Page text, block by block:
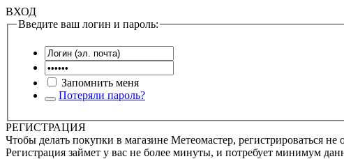
ВХОД
Введите ваш логин и пароль:
Запомнить меня
Потеряли пароль?
РЕГИСТРАЦИЯ
Чтобы делать покупки в магазине Метеомастер, регистрироваться не
Регистрация займет у вас не более минуты, и потребует минимум